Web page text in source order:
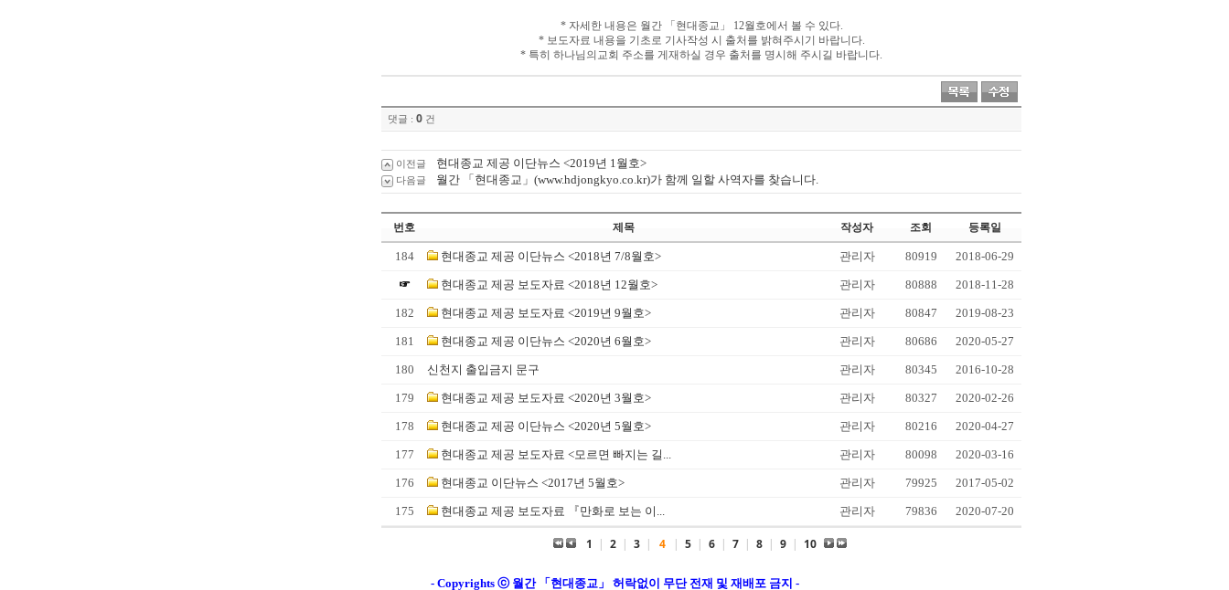
* 자세한 내용은 월간 「현대종교 」 12월호에서 볼 수 있다.
* 보도자료 내용을 기초로 기사작성 시 출처를 밝혀주시기 바랍니다.
* 특히 하나님의교회 주소를 게재하실 경우 출처를 명시해 주시길 바랍니다.
댓글 : 0 건
이전글 현대종교 제공 이단뉴스 <2019년 1월호>
다음글 월간 「현대종교」(www.hdjongkyo.co.kr)가 함께 일할 사역자를 찾습니다.
번호 제목 작성자 조회 등록일
184 현대종교 제공 이단뉴스 <2018년 7/8월호> 관리자 80919 2018-06-29
☞ 현대종교 제공 보도자료 <2018년 12월호> 관리자 80888 2018-11-28
182 현대종교 제공 보도자료 <2019년 9월호> 관리자 80847 2019-08-23
181 현대종교 제공 이단뉴스 <2020년 6월호> 관리자 80686 2020-05-27
180 신천지 출입금지 문구 관리자 80345 2016-10-28
179 현대종교 제공 보도자료 <2020년 3월호> 관리자 80327 2020-02-26
178 현대종교 제공 이단뉴스 <2020년 5월호> 관리자 80216 2020-04-27
177 현대종교 제공 보도자료 <모르면 빠지는 길... 관리자 80098 2020-03-16
176 현대종교 이단뉴스 <2017년 5월호> 관리자 79925 2017-05-02
175 현대종교 제공 보도자료 『만화로 보는 이... 관리자 79836 2020-07-20
1 | 2 | 3 | 4 | 5 | 6 | 7 | 8 | 9 | 10
- Copyrights ⓒ 월간 「현대종교」 허락없이 무단 전재 및 재배포 금지 -